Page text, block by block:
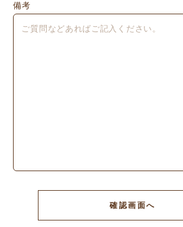
備考